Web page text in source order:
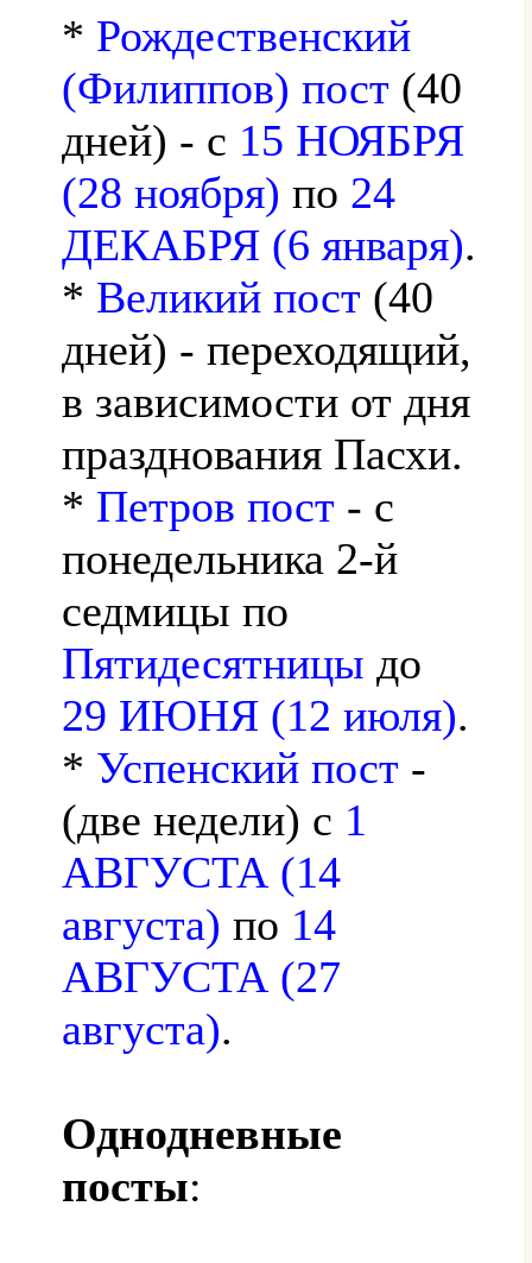
* Рождественский
(Филиппов) пост (40
дней) - с 15 НОЯБРЯ
(28 ноября) по 24
ДЕКАБРЯ (6 января).
* Великий пост (40
дней) - переходящий,
в зависимости от дня
празднования Пасхи.
* Петров пост - с
понедельника 2-й
седмицы по
Пятидесятницы до
29 ИЮНЯ (12 июля).
* Успенский пост -
(две недели) с 1
АВГУСТА (14
августа) по 14
АВГУСТА (27
августа).
Однодневные
посты: